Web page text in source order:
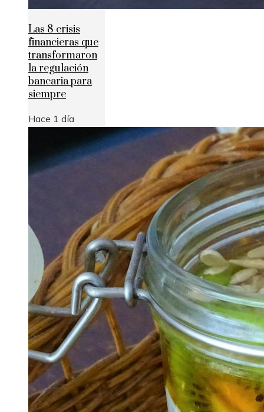
Las 8 crisis
financieras que
transformaron
la regulación
bancaria para
siempre
Hace 1 día